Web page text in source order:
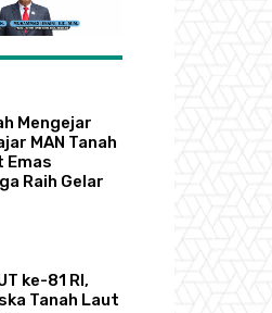
Mengejar
MAN Tanah
Emas
Raih Gelar
ke-81 RI,
Tanah Laut